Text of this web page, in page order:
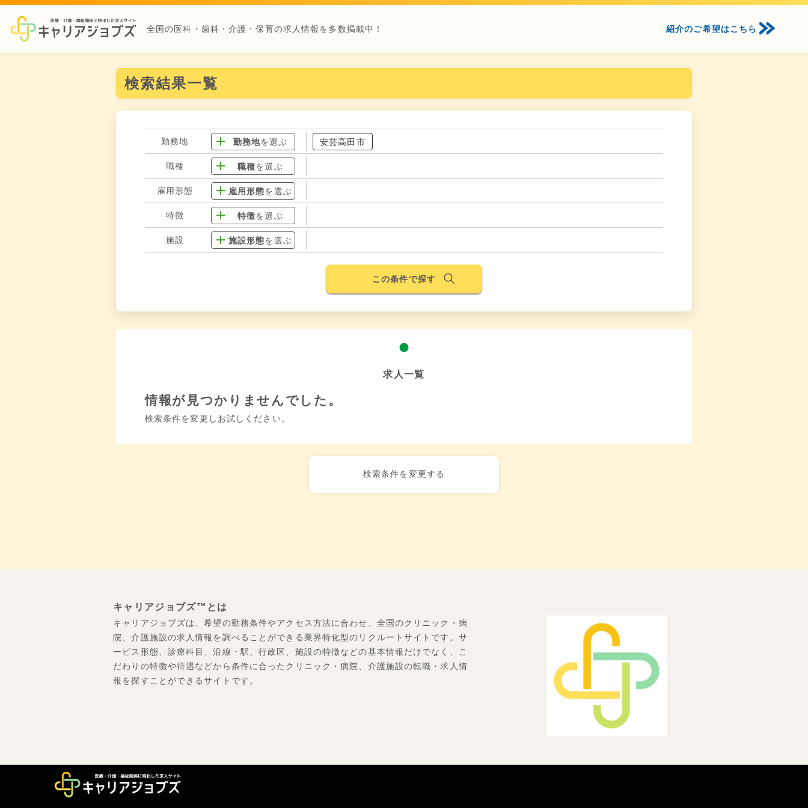
全国の医科・歯科・介護・保育の求人情報を多数掲載中！ 紹介のご希望はこちら
検索結果一覧
勤務地 勤務地を選ぶ 安芸高田市
職種 職種を選ぶ
雇用形態 雇用形態を選ぶ
特徴 特徴を選ぶ
施設 施設形態を選ぶ
この条件で探す
求人一覧
情報が見つかりませんでした。
検索条件を変更しお試しください。
検索条件を変更する
キャリアジョブズ™とは
キャリアジョブズは、希望の勤務条件やアクセス方法に合わせ、全国のクリニック・病
院、介護施設の求人情報を調べることができる業界特化型のリクルートサイトです。サ
ービス形態、診療科目、沿線・駅、行政区、施設の特徴などの基本情報だけでなく、こ
だわりの特徴や待遇などから条件に合ったクリニック・病院、介護施設の転職・求人情
報を探すことができるサイトです。